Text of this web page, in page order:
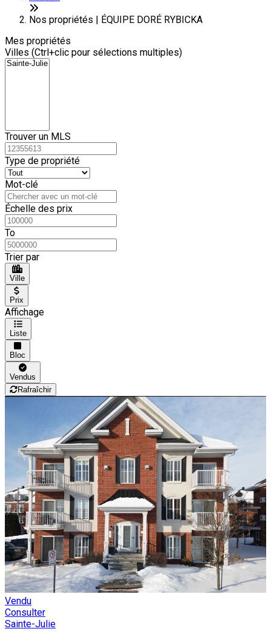
− Nos propriétés | ÉQUIPE DORÉ RYBICKA
Mes propriétés
Villes (Ctrl+clic pour sélections multiples)
Trouver un MLS
Type de propriété
Mot-clé
Échelle des prix
To
Trier par
Ville
Prix
Affichage
Liste
Bloc
Vendus
Rafraîchir
Vendu
Consulter
Sainte-Julie